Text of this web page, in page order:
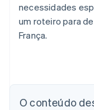
necessidades
um roteiro para
França.
O conteúdo
Austrália